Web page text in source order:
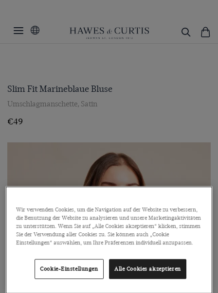
Slim Fit Marineblaue Bluse
Umschlagmanschette, Satin
€49
Wir verwenden Cookies, um die Navigation auf der Website zu verbessern,
die Benutzung der Website zu analysieren und unsere Marketingaktivitäten
zu unterstützen. Wenn Sie auf „Alle Cookies akzeptieren“ klicken, stimmen
Sie der Verwendung aller Cookies zu. Sie können auch „Cookie
Einstellungen“ auswählen, um Ihre Präferenzen individuell anzupassen.
Cookie-Einstellungen Alle Cookies akzeptieren